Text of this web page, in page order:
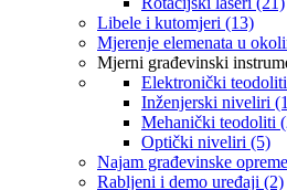
Libele i kutomjeri (13)
Mjerenje elemenata u
Mjerni građevinski
Elektronički
Inženjerski niveliri
Mehanički teodoliti
Optički niveliri (5)
Najam građevinske
Rabljeni i demo uređaji (2)